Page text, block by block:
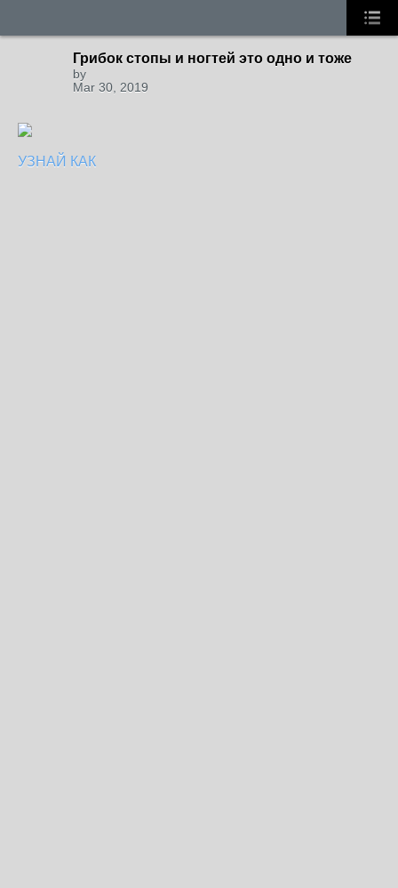
Грибок стопы и ногтей это одно и тоже
by
Mar 30, 2019
УЗНАЙ КАК